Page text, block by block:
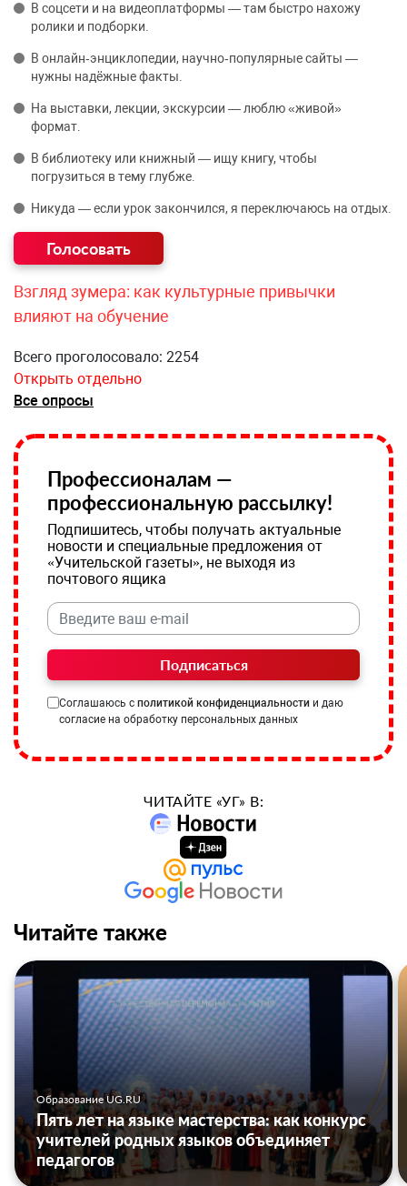
В соцсети и на видеоплатформы — там быстро нахожу
ролики и подборки.
В онлайн‑энциклопедии, научно‑популярные сайты —
нужны надёжные факты.
На выставки, лекции, экскурсии — люблю «живой»
формат.
В библиотеку или книжный — ищу книгу, чтобы
погрузиться в тему глубже.
Никуда — если урок закончился, я переключаюсь на отдых.
Взгляд зумера: как культурные привычки
влияют на обучение
Всего проголосовало: 2254
Открыть отдельно
Все опросы
Профессионалам —
профессиональную рассылку!
Подпишитесь, чтобы получать актуальные
новости и специальные предложения от
«Учительской газеты», не выходя из
почтового ящика
Подписаться
Соглашаюсь с политикой конфиденциальности и даю
согласие на обработку персональных данных
ЧИТАЙТЕ «УГ» В:
Читайте также
Образование UG.RU
Пять лет на языке мастерства: как конкурс
учителей родных языков объединяет
педагогов